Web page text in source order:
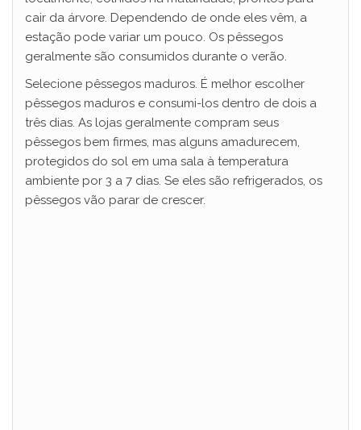
cair da árvore. Dependendo de onde eles vêm, a
estação pode variar um pouco. Os pêssegos
geralmente são consumidos durante o verão.
Selecione pêssegos maduros. É melhor escolher
pêssegos maduros e consumi-los dentro de dois a
três dias. As lojas geralmente compram seus
pêssegos bem firmes, mas alguns amadurecem,
protegidos do sol em uma sala à temperatura
ambiente por 3 a 7 dias. Se eles são refrigerados, os
pêssegos vão parar de crescer.